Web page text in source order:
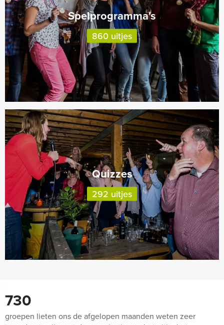
Spelprogramma's
860 uitjes
Quizzes
292 uitjes
730
groepen lieten ons de afgelopen maanden weten zeer